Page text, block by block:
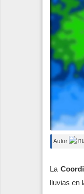
Autor
La
lluvias en